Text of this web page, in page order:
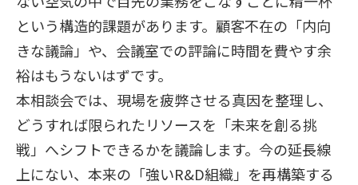
という構造的課題があります。顧客不在の「内向
きな議論」や、会議室での評論に時間を費やす余
裕はもうないはずです。
本相談会では、現場を疲弊させる真因を整理し、
どうすれば限られたリソースを「未来を創る挑
戦」へシフトできるかを議論します。今の延長線
上にない、本来の「強いR&D組織」を再構築する